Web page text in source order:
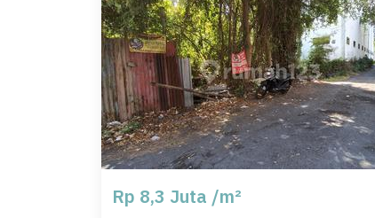
Rp 8,3 Juta /m²